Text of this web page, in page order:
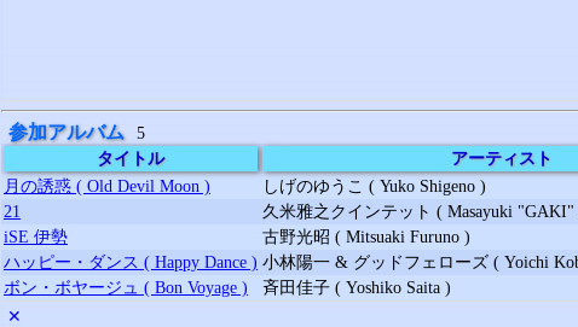
参加アルバム
5
タイトル
アーティスト
月の誘惑 ( Old Devil Moon )
しげのゆうこ ( Yuko Shigeno )
21
久米雅之クインテット ( Masayuki "GAKI"
iSE 伊勢
古野光昭 ( Mitsuaki Furuno )
ハッピー・ダンス ( Happy Dance ) 小林陽一 & グッドフェローズ ( Yoichi
ボン・ボヤージュ ( Bon Voyage )
斉田佳子 ( Yoshiko Saita )
✕